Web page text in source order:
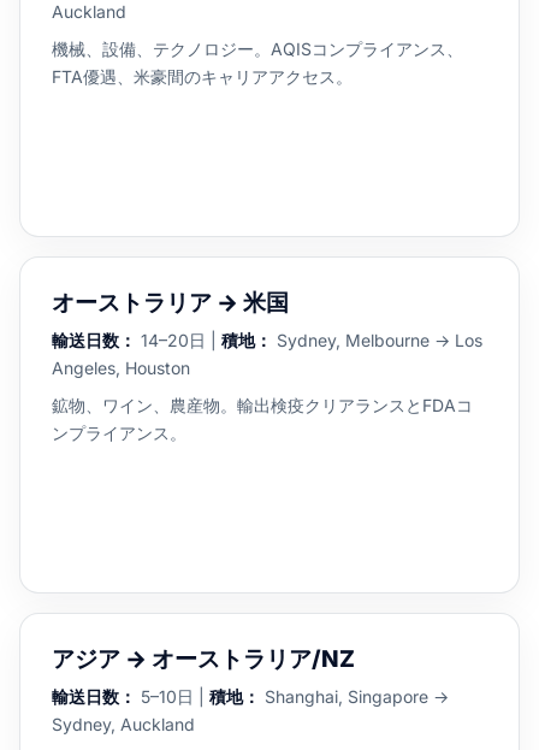
Auckland
機械、設備、テクノロジー。AQISコンプライアンス、
FTA優遇、米豪間のキャリアアクセス。
オーストラリア → 米国
輸送日数： 14–20日 | 積地： Sydney, Melbourne → Los
Angeles, Houston
鉱物、ワイン、農産物。輸出検疫クリアランスとFDAコ
ンプライアンス。
アジア → オーストラリア/NZ
輸送日数： 5–10日 | 積地： Shanghai, Singapore →
Sydney, Auckland